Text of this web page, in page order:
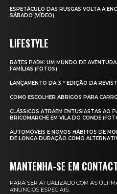
ESPETÁCULO DAS RUSGAS VOLTA A
SÁBADO (VÍDEO)
LIFESTYLE
RATES PARK: UM MUNDO DE
FAMÍLIAS (FOTOS)
LANÇAMENTO DA 3.ª EDIÇÃO DA
COMO ESCOLHER ABRIGOS PARA
CLÁSSICOS ATRAEM ENTUSIASTAS AO
BRICOMARCHÉ EM VILA DO CONDE
AUTOMÓVEIS E NOVOS HÁBITOS DE
DE LONGA DURAÇÃO COMO
MANTENHA-SE EM
PARA SER ATUALIZADO COM AS
ANÚNCIOS ESPECIAIS.